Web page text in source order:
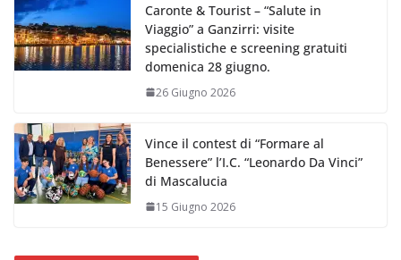
Caronte & Tourist – “Salute in
Viaggio” a Ganzirri: visite
specialistiche e screening gratuiti
domenica 28 giugno.
26 Giugno 2026
Vince il contest di “Formare al
Benessere” l’I.C. “Leonardo Da Vinci”
di Mascalucia
15 Giugno 2026